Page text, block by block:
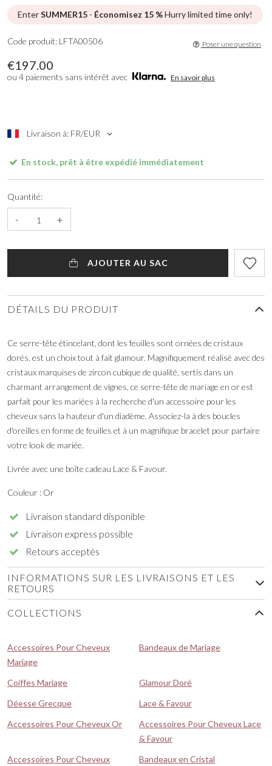
EnterSUMMER15 - Économisez 15 %Hurry limited time only!
€197.00
ou 4 paiements sans intérêt avec En savoir plus
Livraison à: FR/EUR
Code produit: LFTA00506 Poser une question
En stock, prêt à être expédié immédiatement
Quantité:
- +
AJOUTER AU SAC
DÉTAILS DU PRODUIT
Ce serre-tête étincelant, dont les feuilles sont ornées de cristaux
dorés, est un choix tout à fait glamour. Magnifiquement réalisé avec des
cristaux marquises de zircon cubique de qualité, sertis dans un
charmant arrangement de vignes, ce serre-tête de mariage en or est
parfait pour les mariées à la recherche d'un accessoire pour les
cheveux sans la hauteur d'un diadème. Associez-la à des boucles
d'oreilles en forme de feuilles et à un magnifique bracelet pour parfaire
votre look de mariée.
Livrée avec une boîte cadeau Lace & Favour.
Couleur : Or
Livraison standard disponible
Livraison express possible
Retours acceptés
INFORMATIONS SUR LES LIVRAISONS ET LES
RETOURS
COLLECTIONS
Accessoires Pour Cheveux
Mariage
Bandeaux de Mariage
Coiffes Mariage
Glamour Doré
Déesse Grecque
Lace & Favour
Accessoires Pour Cheveux Or
Accessoires Pour Cheveux Lace
& Favour
Accessoires Pour Cheveux
Bandeaux en Cristal